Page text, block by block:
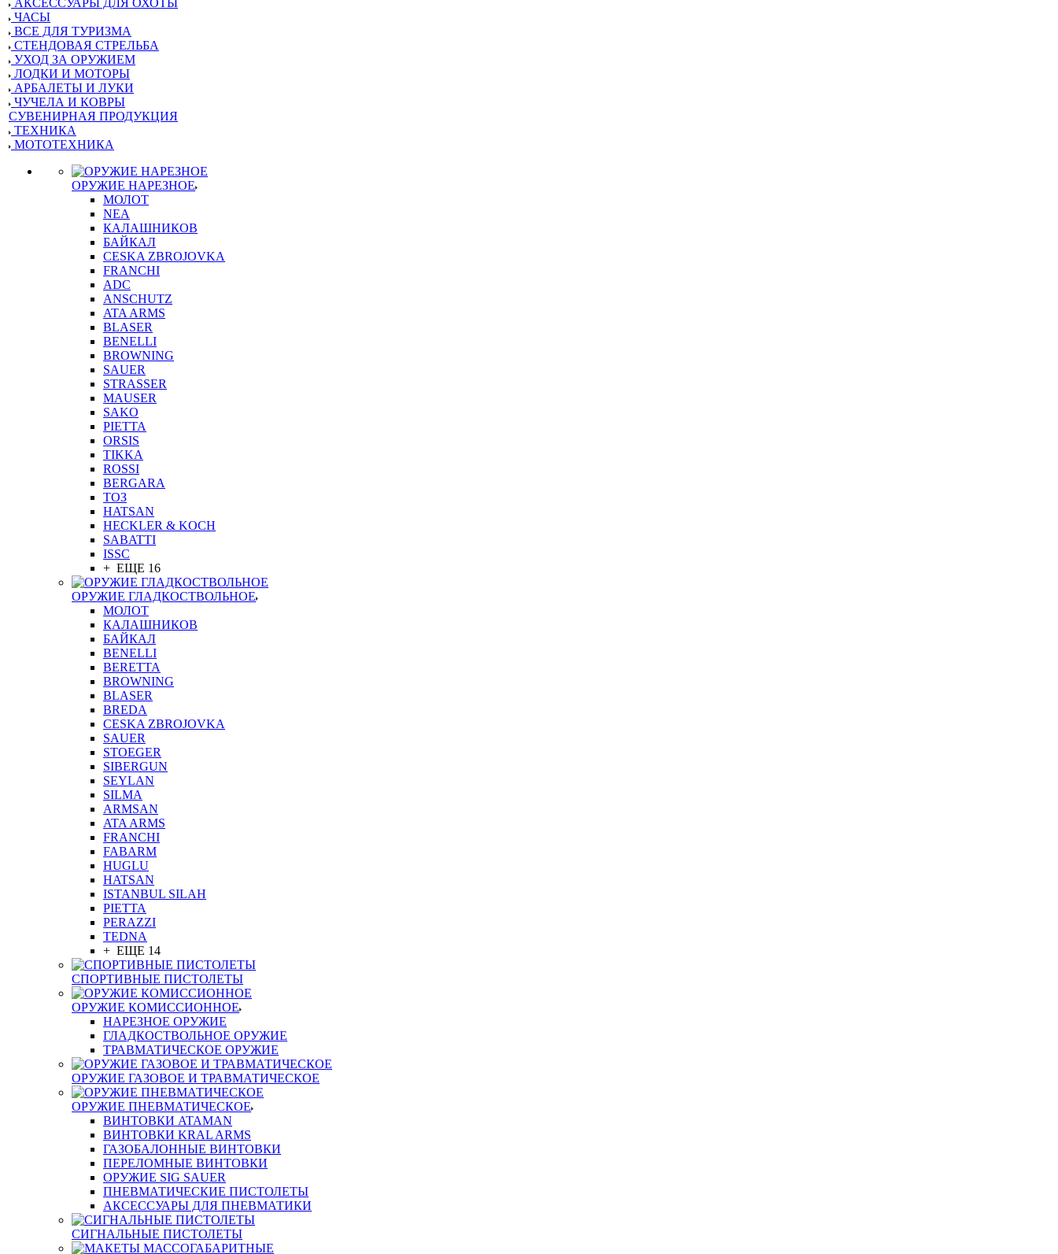
АКСЕССУАРЫ ДЛЯ ОХОТЫ
ЧАСЫ
ВСЕ ДЛЯ ТУРИЗМА
СТЕНДОВАЯ СТРЕЛЬБА
УХОД ЗА ОРУЖИЕМ
ЛОДКИ И МОТОРЫ
АРБАЛЕТЫ И ЛУКИ
ЧУЧЕЛА И КОВРЫ
СУВЕНИРНАЯ ПРОДУКЦИЯ
ТЕХНИКА
МОТОТЕХНИКА
ОРУЖИЕ НАРЕЗНОЕ
МОЛОТ
NEA
КАЛАШНИКОВ
БАЙКАЛ
CESKA ZBROJOVKA
FRANCHI
ADC
ANSCHUTZ
ATA ARMS
BLASER
BENELLI
BROWNING
SAUER
STRASSER
MAUSER
SAKO
PIETTA
ORSIS
TIKKA
ROSSI
BERGARA
ТОЗ
HATSAN
HECKLER & KOCH
SABATTI
ISSC
+ ЕЩЕ 16
ОРУЖИЕ ГЛАДКОСТВОЛЬНОЕ
МОЛОТ
КАЛАШНИКОВ
БАЙКАЛ
BENELLI
BERETTA
BROWNING
BLASER
BREDA
CESKA ZBROJOVKA
SAUER
STOEGER
SIBERGUN
SEYLAN
SILMA
ARMSAN
ATA ARMS
FRANCHI
FABARM
HUGLU
HATSAN
ISTANBUL SILAH
PIETTA
PERAZZI
TEDNA
+ ЕЩЕ 14
СПОРТИВНЫЕ ПИСТОЛЕТЫ
ОРУЖИЕ КОМИССИОННОЕ
НАРЕЗНОЕ ОРУЖИЕ
ГЛАДКОСТВОЛЬНОЕ ОРУЖИЕ
ТРАВМАТИЧЕСКОЕ ОРУЖИЕ
ОРУЖИЕ ГАЗОВОЕ И ТРАВМАТИЧЕСКОЕ
ОРУЖИЕ ПНЕВМАТИЧЕСКОЕ
ВИНТОВКИ ATAMAN
ВИНТОВКИ KRAL ARMS
ГАЗОБАЛОННЫЕ ВИНТОВКИ
ПЕРЕЛОМНЫЕ ВИНТОВКИ
ОРУЖИЕ SIG SAUER
ПНЕВМАТИЧЕСКИЕ ПИСТОЛЕТЫ
АКСЕССУАРЫ ДЛЯ ПНЕВМАТИКИ
СИГНАЛЬНЫЕ ПИСТОЛЕТЫ